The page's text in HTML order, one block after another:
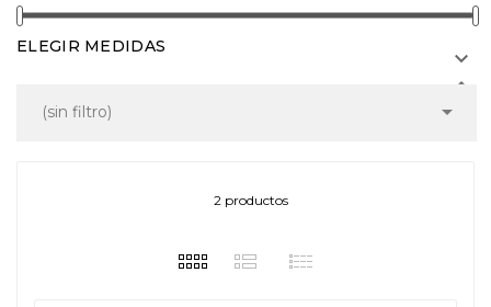
ELEGIR MEDIDAS


(sin filtro) 
2 productos